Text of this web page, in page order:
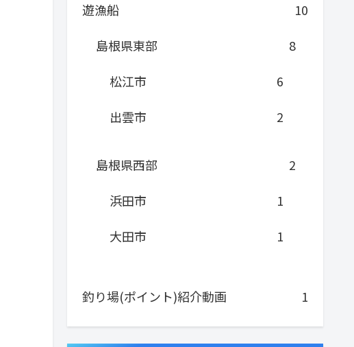
遊漁船
10
島根県東部
8
松江市
6
出雲市
2
島根県西部
2
浜田市
1
大田市
1
釣り場(ポイント)紹介動画 1